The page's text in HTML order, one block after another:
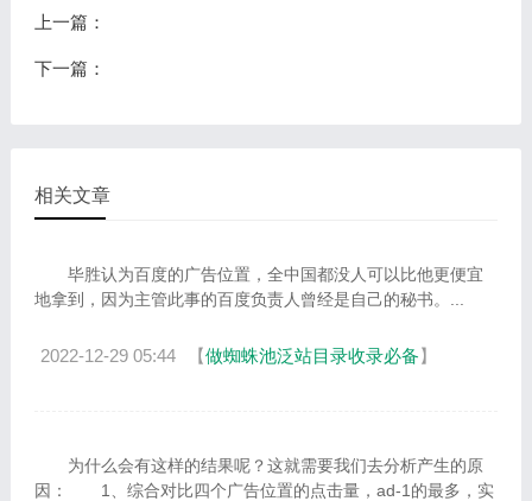
上一篇：
下一篇：
相关文章
毕胜认为百度的广告位置，全中国都没人可以比他更便宜
地拿到，因为主管此事的百度负责人曾经是自己的秘书。...
2022-12-29 05:44 【做蜘蛛池泛站目录收录必备】
为什么会有这样的结果呢？这就需要我们去分析产生的原
因： 1、综合对比四个广告位置的点击量，ad-1的最多，实